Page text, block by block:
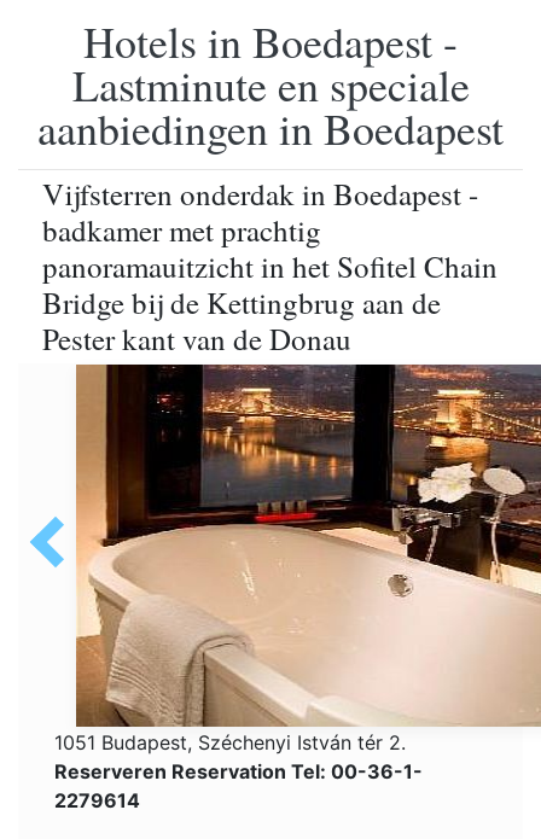
Hotels in Boedapest -
Lastminute en speciale
aanbiedingen in Boedapest
Vijfsterren onderdak in Boedapest -
badkamer met prachtig
panoramauitzicht in het Sofitel Chain
Bridge bij de Kettingbrug aan de
Pester kant van de Donau
1051 Budapest, Széchenyi István tér 2.
Reserveren Reservation Tel: 00-36-1-
2279614